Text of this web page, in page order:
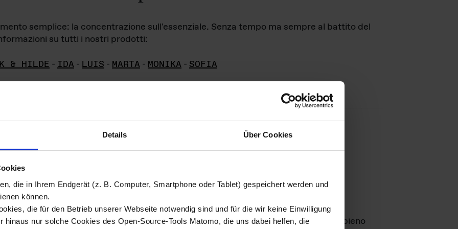
Details Über Cookies
die in Ihrem Endgerät (z. B. Computer, Smartphone oder Tablet) gespeichert werden und
können.
die für den Betrieb unserer Webseite notwendig sind und für die wir keine Einwilligung
hinaus nur solche Cookies des Open-Source-Tools Matomo, die uns dabei helfen, die
semplice: la concentrazione sull'essenziale. Senza tempo ma sempre al battito del
su tutti i nostri prodotti:
& HILDE - IDA - LUIS - MARTA - MONIKA - SOFIA
di immagini
materiale fotografico sono detenuti daDas ganze LebenGmbH e rimangono in pieno